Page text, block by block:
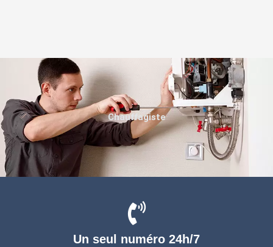
Un seul numéro 24h/7
Chauffagiste